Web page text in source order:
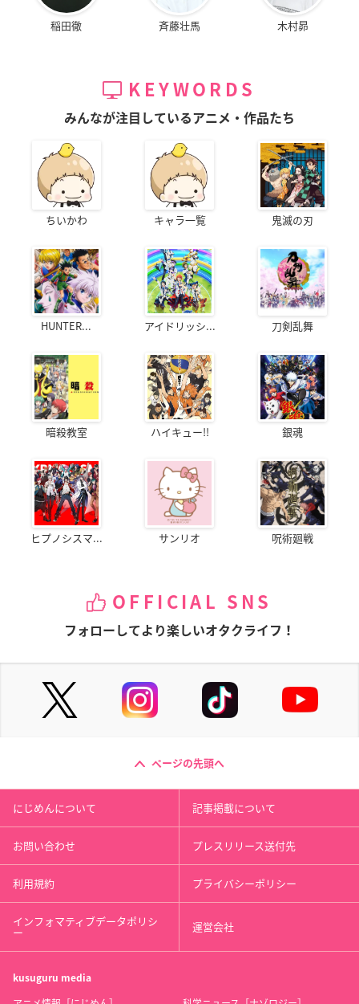
稲田徹 斉藤壮馬 木村昴
KEYWORDS
みんなが注目しているアニメ・作品たち
ちいかわ キャラ一覧 鬼滅の刃
HUNTER... アイドリッシ... 刀剣乱舞
暗殺教室 ハイキュー!! 銀魂
ヒプノシスマ... サンリオ 呪術廻戦
OFFICIAL SNS
フォローしてより楽しいオタクライフ！
ページの先頭へ
にじめんについて 記事掲載について
お問い合わせ プレスリリース送付先
利用規約 プライバシーポリシー
インフォマティブデータポリシ
ー 運営会社
kusuguru media